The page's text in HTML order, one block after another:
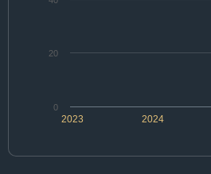
2024
2023
0
20